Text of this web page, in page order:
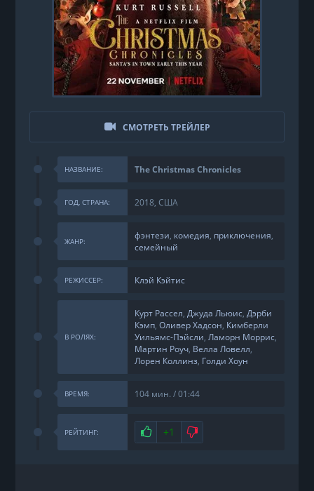
СМОТРЕТЬ ТРЕЙЛЕР
НАЗВАНИЕ: The Christmas Chronicles
ГОД, СТРАНА: 2018, США
ЖАНР: фэнтези, комедия, приключения,
семейный
РЕЖИССЕР: Клэй Кэйтис
В РОЛЯХ:
Курт Рассел,Джуда Льюис,Дэрби
Кэмп,Оливер Хадсон, Кимберли
Уильямс-Пэйсли,Ламорн Моррис,
Мартин Роуч, Велла Ловелл,
Лорен Коллинз, Голди Хоун
ВРЕМЯ: 104 мин. / 01:44
РЕЙТИНГ: Нравится
+1 Не нравится